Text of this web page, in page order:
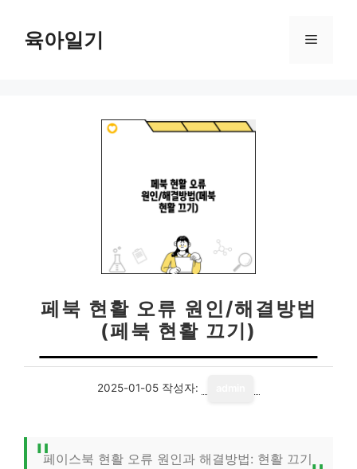
육아일기 메
페북 현활 오류 원인/해결방법
(페북 현활 끄기)
2025-01-05 작성자:
페이스북 현활 오류 원인과 해결방법: 현활 끄기